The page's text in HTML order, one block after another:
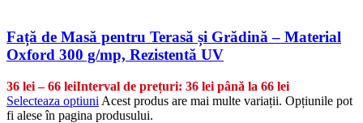
Față de Masă pentru Terasă și Grădină – Material
Oxford 300 g/mp, Rezistentă UV
36 lei – 66 leiInterval de prețuri: 36 lei până la 66 lei
Selecteaza optiuni Acest produs are mai multe variații. Opțiunile pot
fi alese în pagina produsului.